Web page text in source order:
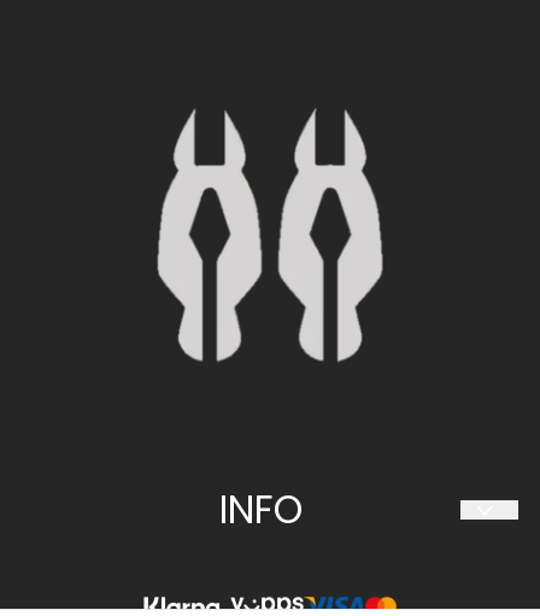
Org. nr. 997 094 034
Tlf: 480 60 063
sorlandet@hestiia.no
INFO
Personvern